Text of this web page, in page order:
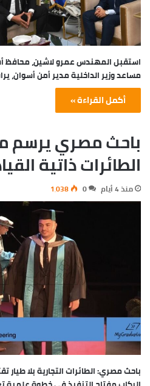
استقبل المهندس عمرو لاشين، محافظ
مساعد وزير الداخلية مدير أمن أسوان،
أكمل القراءة »
باحث مصري يرسم
الطائرات ذاتية
منذ 4 أيام 0 1٬038
باحث مصري: الطائرات التجارية بلا طيار